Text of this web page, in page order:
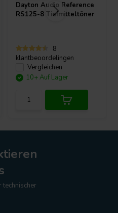
Dayton Audio Reference
RS125-8 Tiefmitteltöner
8
klantbeoordelingen
Vergleichen
10+ Auf Lager
technischer